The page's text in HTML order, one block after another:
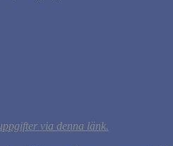
via denna länk.